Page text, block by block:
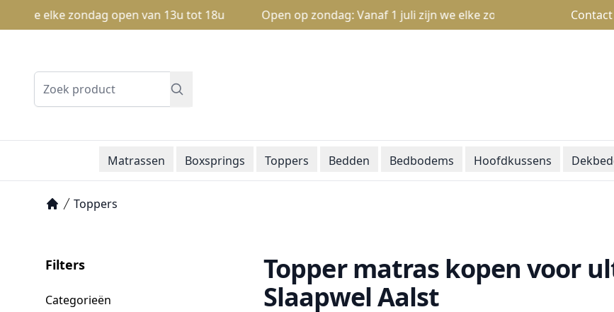
elke zondag open van 13u tot 18u Open op zondag: Vanaf 1 juli zijn we elke zondag open van 13u tot 18u
Contact
Zoeken
Matrassen Boxsprings Toppers Bedden Bedbodems Hoofdkussens
Toppers
Filters
Categorieën
Topper matras kopen voor
Slaapwel Aalst